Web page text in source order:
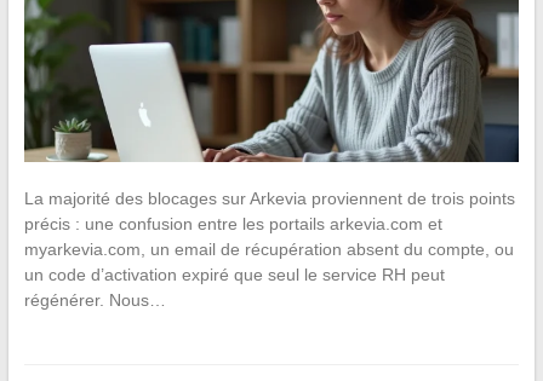
La majorité des blocages sur Arkevia proviennent de trois points
précis : une confusion entre les portails arkevia.com et
myarkevia.com, un email de récupération absent du compte, ou
un code d’activation expiré que seul le service RH peut
régénérer. Nous…